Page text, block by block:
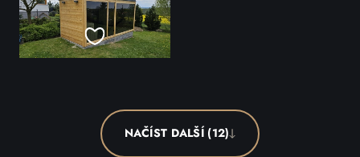
NAČÍST DALŠÍ (12)